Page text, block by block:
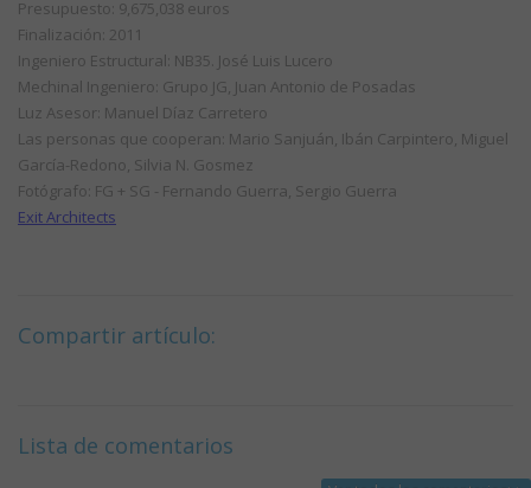
Presupuesto: 9,675,038 euros
Finalización: 2011
Ingeniero Estructural: NB35. José Luis Lucero
Mechinal Ingeniero: Grupo JG, Juan Antonio de Posadas
Luz Asesor: Manuel Díaz Carretero
Las personas que cooperan: Mario Sanjuán, Ibán Carpintero, Miguel
García-Redono, Silvia N. Gosmez
Fotógrafo: FG + SG - Fernando Guerra, Sergio Guerra
Exit Architects
Compartir artículo:
Lista de comentarios